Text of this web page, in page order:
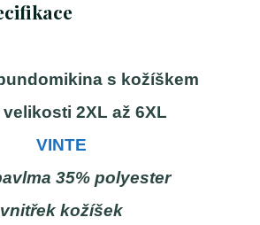
s kožíškem
2XL až 6XL
VINTE
35% polyester
vnitřek kožíšek